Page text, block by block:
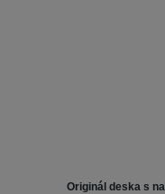
Originál deska s